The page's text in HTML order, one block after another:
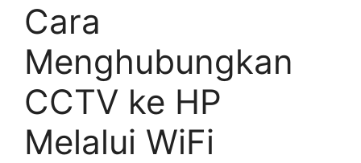
Cara
Menghubungkan
CCTV ke HP
Melalui WiFi